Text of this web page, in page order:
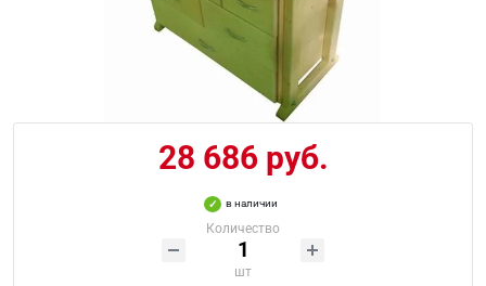
28 686 руб.
в наличии
Количество
шт